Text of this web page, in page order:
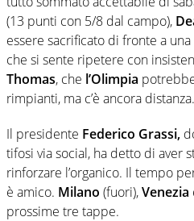
(13 punti con 5/8 dal campo),
essere sacrificato di fronte a
che si sente ripetere con
Thomas, che l’Olimpia
rimpianti, ma c’è ancora distanza.
Il presidente Federico Grassi,
tifosi via social, ha detto di aver
rinforzare l’organico. Il tempo
è amico. Milano (fuori),Venezia
prossime tre tappe.